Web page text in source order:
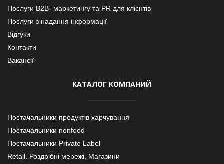
Послуги В2В- маркетингу та PR для клієнтів
Послуги з надання інформації
Відгуки
Контакти
Вакансії
КАТАЛОГ КОМПАНИЙ
Постачальники продуктів харчування
Постачальники nonfood
Постачальники Private Label
Retail. Роздрібні мережі, Магазини